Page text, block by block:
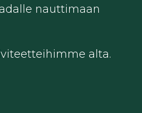
nauttimaan
alta.